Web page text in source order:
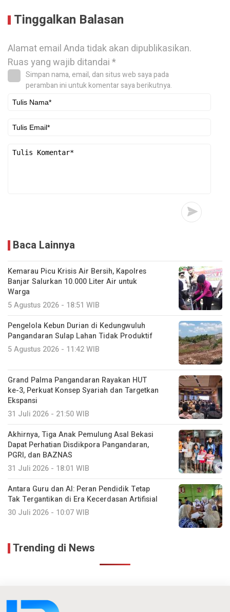
Tinggalkan Balasan
Alamat email Anda tidak akan dipublikasikan.
Ruas yang wajib ditandai*
Simpan nama, email, dan situs web saya pada
peramban ini untuk komentar saya berikutnya.
Baca Lainnya
Kemarau Picu Krisis Air Bersih, Kapolres
Banjar Salurkan 10.000 Liter Air untuk
Warga
5 Agustus 2026 - 18:51 WIB
Pengelola Kebun Durian di Kedungwuluh
Pangandaran Sulap Lahan Tidak Produktif ‎
5 Agustus 2026 - 11:42 WIB
Grand Palma Pangandaran Rayakan HUT
ke-3, Perkuat Konsep Syariah dan Targetkan
Ekspansi
31 Juli 2026 - 21:50 WIB
Akhirnya, Tiga Anak Pemulung Asal Bekasi
Dapat Perhatian Disdikpora Pangandaran,
PGRI, dan BAZNAS
31 Juli 2026 - 18:01 WIB
Antara Guru dan AI: Peran Pendidik Tetap
Tak Tergantikan di Era Kecerdasan Artifisial
30 Juli 2026 - 10:07 WIB
Trending di News